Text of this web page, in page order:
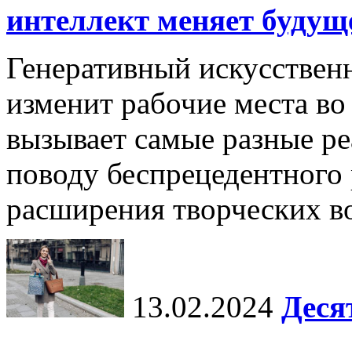
интеллект меняет
Генеративный
изменит рабочие места
вызывает самые разные
поводу
расширения творческих
13.02.2024